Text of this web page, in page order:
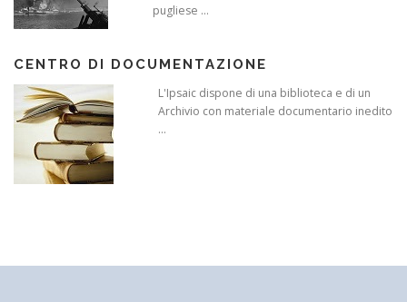
pugliese ...
CENTRO DI DOCUMENTAZIONE
L'Ipsaic dispone di una biblioteca e di un
Archivio con materiale documentario inedito
...